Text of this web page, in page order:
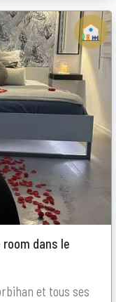
dans le
et tous ses